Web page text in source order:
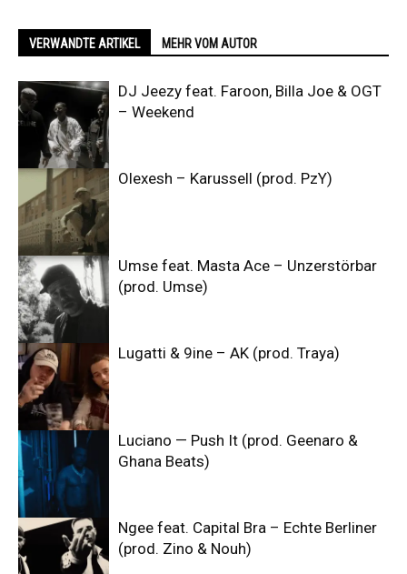
VERWANDTE ARTIKEL MEHR VOM AUTOR
DJ Jeezy feat. Faroon, Billa Joe & OGT
– Weekend
Olexesh – Karussell (prod. PzY)
Umse feat. Masta Ace – Unzerstörbar
(prod. Umse)
Lugatti & 9ine – AK (prod. Traya)
Luciano — Push It (prod. Geenaro &
Ghana Beats)
Ngee feat. Capital Bra – Echte Berliner
(prod. Zino & Nouh)